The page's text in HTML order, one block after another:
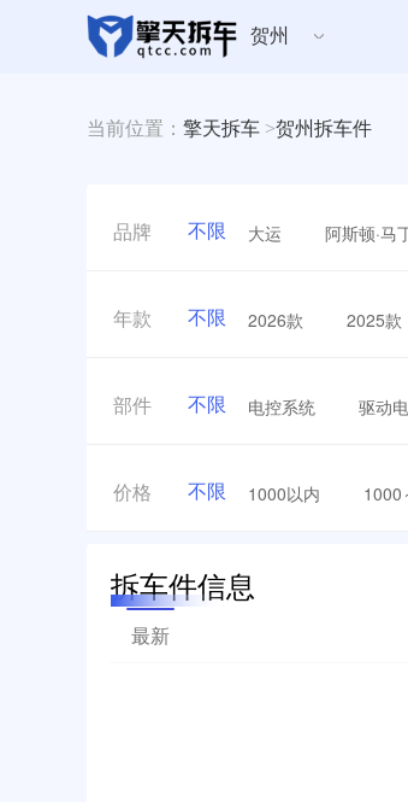
贺州
当前位置： 擎天拆车 >贺州拆车件
品牌 不限 大运 阿斯顿·马
年款 不限 2026款 2025款
部件 不限 电控系统 驱动
价格 不限 1000以内 1000
拆车件信息
最新